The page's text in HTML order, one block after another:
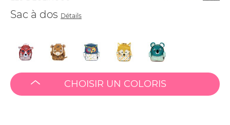
Sac à dos Détails
CHOISIR UN COLORIS